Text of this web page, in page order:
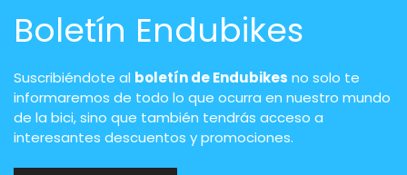
Boletín Endubikes
Suscribiéndote al boletín de Endubikes no solo te
informaremos de todo lo que ocurra en nuestro mundo
de la bici, sino que también tendrás acceso a
interesantes descuentos y promociones.